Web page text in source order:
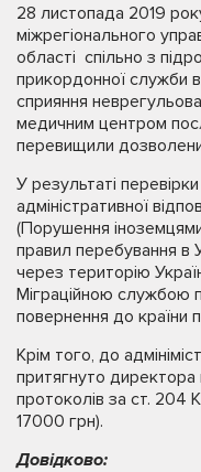
28 листопада 2019
міжрегіонального
області спільно з
прикордонної служби
сприяння
медичним центром
перевищили
У результаті
адміністративної
(Порушення
правил перебування в
через територію
Міграційною службою
повернення до країни
Крім того, до
притягнуто
протоколів за ст.
17000 грн).
Довідково: